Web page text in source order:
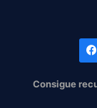
Consigue